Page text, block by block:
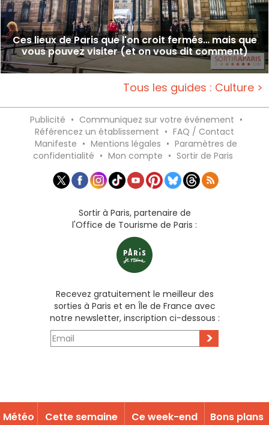
Ces lieux de Paris que l'on croit fermés… mais que
vous pouvez visiter (et on vous dit comment)
Tous les guides : Culture >
Publicité • Communiquez sur votre événement •
Référencez un établissement • FAQ / Contact
Manifeste • Mentions légales • Paramètres de
confidentialité • Mon compte • Sortir de Paris
Sortir à Paris, partenaire de
l'Office de Tourisme de Paris :
Recevez gratuitement le meilleur des
sorties à Paris et en Île de France avec
notre newsletter, inscription ci-dessous :
>
Météo Cette semaine Ce week-end Bons plans